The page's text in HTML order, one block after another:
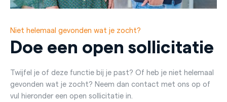
Niet helemaal gevonden wat je zocht?
Doe een open sollicitatie
Twijfel je of deze functie bij je past? Of heb je niet helemaal
gevonden wat je zocht? Neem dan contact met ons op of
vul hieronder een open sollicitatie in.